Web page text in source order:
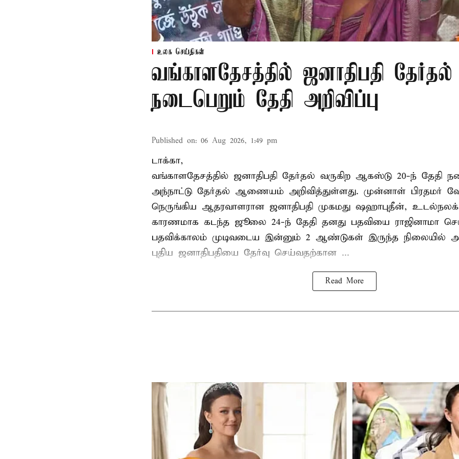
உலக செய்திகள்
வங்காளதேசத்தில் ஜனாதிபதி தேர்தல்
நடைபெறும் தேதி அறிவிப்பு
Published on: 06 Aug 2026, 1:49 pm
டாக்கா,
வங்காளதேசத்தில் ஜனாதிபதி தேர்தல் வருகிற ஆகஸ்டு 20-ந் தேதி
அந்நாட்டு தேர்தல் ஆணையம் அறிவித்துள்ளது. முன்னாள் பிரதமர்
நெருங்கிய ஆதரவாளரான ஜனாதிபதி முகமது ஷஹாபுதீன்,
காரணமாக கடந்த ஜூலை 24-ந் தேதி தனது பதவியை ராஜினாமா
பதவிக்காலம் முடிவடைய இன்னும் 2 ஆண்டுகள் இருந்த நிலையில்
புதிய ஜனாதிபதியை தேர்வு செய்வதற்கான ...
Read More